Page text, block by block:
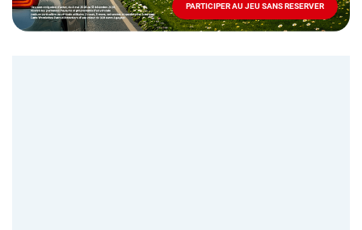
PARTICIPER AU JEU SANS RESERVER
PARTICIPER
AU
JEU